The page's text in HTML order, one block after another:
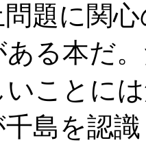
題に関
る本だ
いことに
島を認